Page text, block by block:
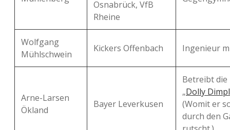
Osnabrück, VfB
Rheine
Wolfgang
Mühlschwein
Kickers Offenbach Ingenieur
Arne-Larsen
Ökland
Bayer Leverkusen
Betreibt die
„Dolly
(Womit er
durch den